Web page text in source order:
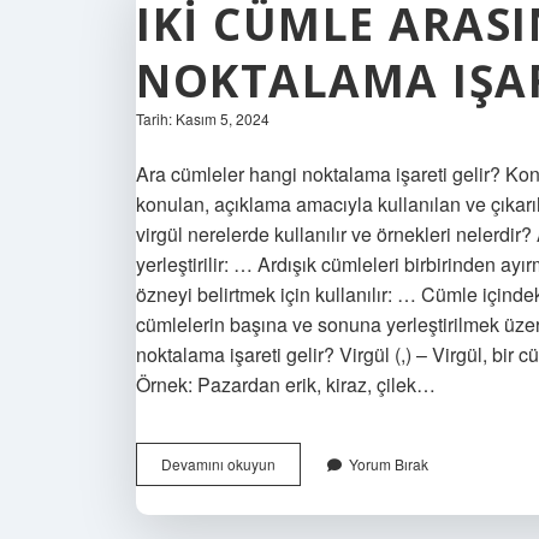
IKI CÜMLE
NOKTALAMA
Tarih: Kasım 5, 2024
Ara cümleler hangi noktalama işareti gelir?
konulan, açıklama amacıyla kullanılan ve
virgül nerelerde kullanılır ve örnekleri nelerdir?
yerleştirilir: … Ardışık cümleleri birbirinden
özneyi belirtmek için kullanılır: … Cümle
cümlelerin başına ve sonuna yerleştirilmek
noktalama işareti gelir? Virgül (,) – Virgül, bir
Örnek: Pazardan erik, kiraz, çilek…
Devamını okuyun
Cümle
Yorum Bırak